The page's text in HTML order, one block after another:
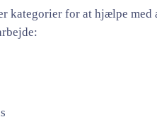
kategorier for at hjælpe med